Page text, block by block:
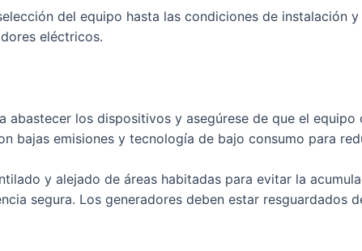
del equipo hasta las condiciones de instalación
eléctricos.
abastecer los dispositivos y asegúrese de que el
bajas emisiones y tecnología de bajo consumo para
y alejado de áreas habitadas para evitar la
segura. Los generadores deben estar resguardados